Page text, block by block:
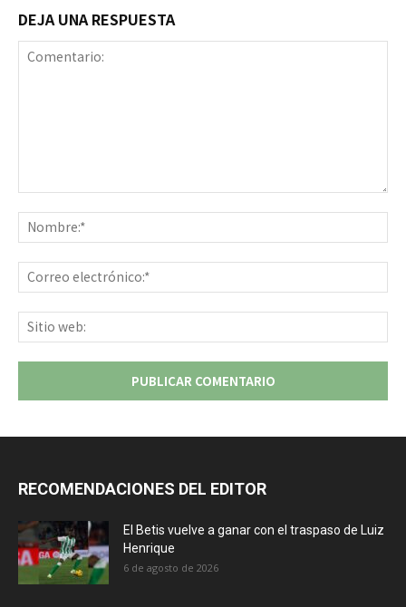
DEJA UNA RESPUESTA
RECOMENDACIONES DEL EDITOR
El Betis vuelve a ganar con el traspaso de Luiz
Henrique
6 de agosto de 2026